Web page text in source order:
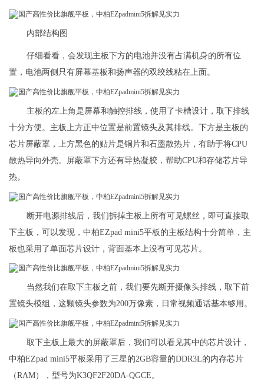
内部结构图
仔细看看，会发现主板下方的电池并没有占满机身的所有位
置，电池两侧只有屏幕基板和扬声器的双绞线粘在上面。
主板的左上角是屏幕和触控排线，使用了卡槽设计，取下排线
十分方便。主板上方正中位置是前置镜头及其排线。下方是主板的
芯片屏蔽罩，上方黑色的贴片是铜片和石墨散热片，有助于将CPU
散热导向外壳。屏蔽罩下方还有导热凝胶，帮助CPU和存储芯片导
热。
断开电源排线后，我们拆掉主板上所有可见螺丝，即可直接取
下主板，可以发现，中柏EZpad mini5平板的主板结构十分简单，主
板也采用了单面芯片设计，背面基本上没有可见芯片。
当然我们在取下主板之前，我们要先断开摄像头排线，取下前
置镜头模组，这颗镜头参数为200万像素，日常视频通话基本够用。
取下主板上最大的屏蔽罩后，我们可以看见其中的芯片设计，
中柏EZpad mini5平板采用了三星的2GB容量的DDR3L的内存芯片
（RAM），型号为K3QF2F20DA-QGCE。